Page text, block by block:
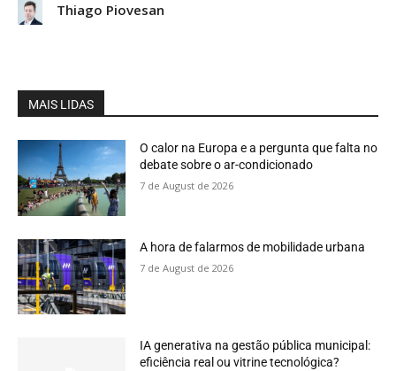
Thiago Piovesan
MAIS LIDAS
O calor na Europa e a pergunta que falta no
debate sobre o ar-condicionado
7 de August de 2026
A hora de falarmos de mobilidade urbana
7 de August de 2026
IA generativa na gestão pública municipal:
eficiência real ou vitrine tecnológica?